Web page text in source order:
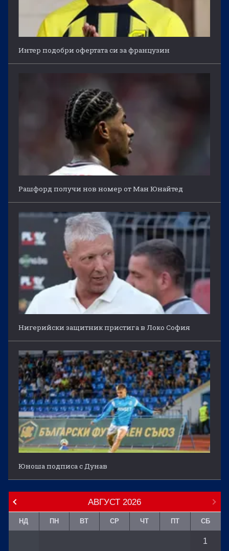
Интер подобри офертата си за французин
Рашфорд получи нов номер от Ман Юнайтед
Нигерийски защитник пристига в Локо София
Юноша подписа с Дунав
АВГУСТ 2026
НД ПН ВТ СР ЧТ ПТ СБ
1